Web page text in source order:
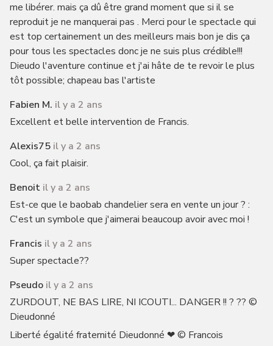
me libérer. mais ça dû être grand moment que si il se
reproduit je ne manquerai pas . Merci pour le spectacle qui
est top certainement un des meilleurs mais bon je dis ça
pour tous les spectacles donc je ne suis plus crédible!!!
Dieudo l'aventure continue et j'ai hâte de te revoir le plus
tôt possible; chapeau bas l'artiste
Fabien M. il y a 2 ans
Excellent et belle intervention de Francis.
Alexis75 il y a 2 ans
Cool, ça fait plaisir.
Benoit il y a 2 ans
Est-ce que le baobab chandelier sera en vente un jour ? :
C'est un symbole que j'aimerai beaucoup avoir avec moi !
Francis il y a 2 ans
Super spectacle??
Pseudo il y a 2 ans
ZURDOUT, NE BAS LIRE, NI ICOUTI... DANGER !! ? ?? ©
Dieudonné
Liberté égalité fraternité Dieudonné ❤ © Francois